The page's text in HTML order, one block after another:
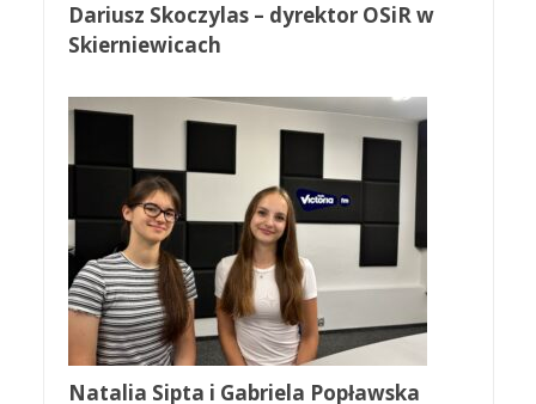
Dariusz Skoczylas – dyrektor OSiR w
Skierniewicach
Natalia Sipta i Gabriela Popławska